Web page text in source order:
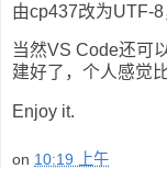
由cp437改为UTF-8
当然VS Code还可
建好了，个人感觉
Enjoy it.
on 10:19 上午